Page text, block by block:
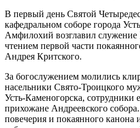
В первый день Святой
кафедральном соборе города
Амфилохий возглавил служение
чтением первой части
Андрея Критского.
За богослужением молились
насельники Свято-Троицкого
Усть-Каменогорска, сотрудники
прихожане Андреевского
повечерия и покаянного канона